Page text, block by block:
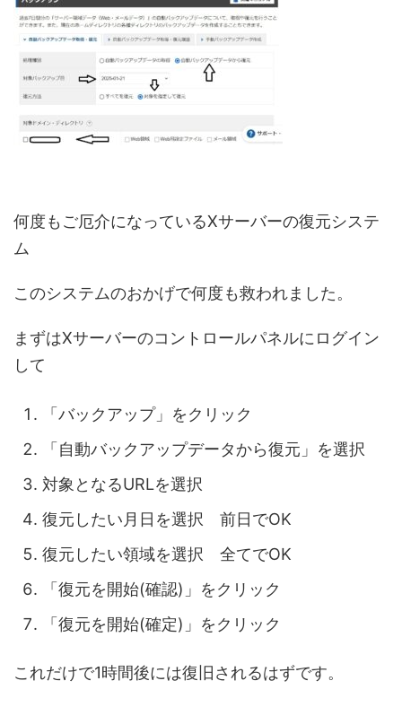
何度もご厄介になっているXサーバーの復元システ
ム
このシステムのおかげで何度も救われました。
まずはXサーバーのコントロールパネルにログイン
して
「バックアップ」をクリック
「自動バックアップデータから復元」を選択
対象となるURLを選択
復元したい月日を選択 前日でOK
復元したい領域を選択 全てでOK
「復元を開始(確認)」をクリック
「復元を開始(確定)」をクリック
これだけで1時間後には復旧されるはずです。